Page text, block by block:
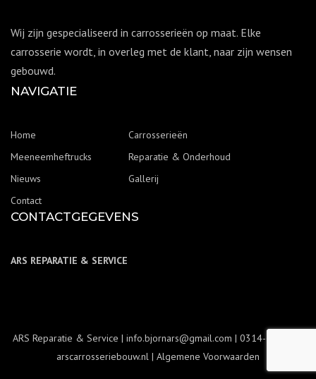
Wij zijn gespecialiseerd in carrosserieën op maat. Elke
carrosserie wordt, in overleg met de klant, naar zijn wensen
gebouwd.
NAVIGATIE
Home
Carrosserieën
Meeneemheftrucks
Reparatie & Onderhoud
Nieuws
Gallerij
Contact
CONTACTGEGEVENS
ARS REPARATIE & SERVICE
ARS Reparatie & Service | info.bjornars@gmail.com | 0314-643297 |
arscarrosseriebouw.nl | Algemene Voorwaarden